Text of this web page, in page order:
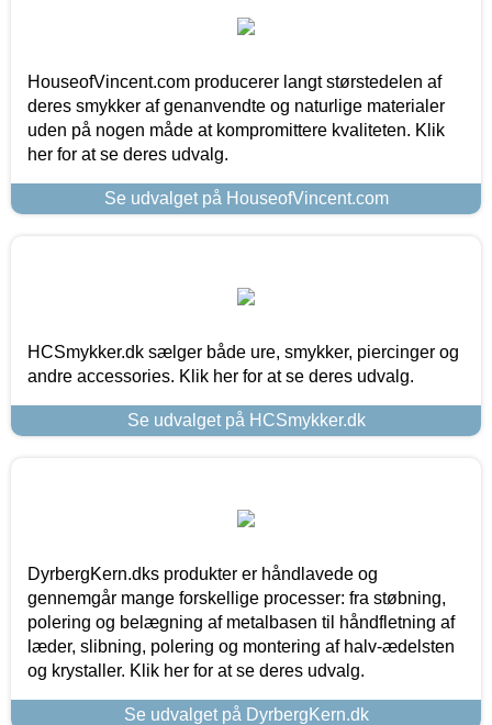
HouseofVincent.com producerer langt størstedelen af
deres smykker af genanvendte og naturlige materialer
uden på nogen måde at kompromittere kvaliteten. Klik
her for at se deres udvalg.
Se udvalget på HouseofVincent.com
HCSmykker.dk sælger både ure, smykker, piercinger og
andre accessories. Klik her for at se deres udvalg.
Se udvalget på HCSmykker.dk
DyrbergKern.dks produkter er håndlavede og
gennemgår mange forskellige processer: fra støbning,
polering og belægning af metalbasen til håndfletning af
læder, slibning, polering og montering af halv-ædelsten
og krystaller. Klik her for at se deres udvalg.
Se udvalget på DyrbergKern.dk